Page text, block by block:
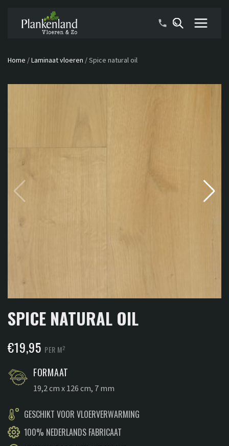
Home /Laminaat vloeren /Spice natural oil
SPICE NATURAL OIL
€19,95 PER M2
FORMAAT
19,2 cm x 126 cm, 7 mm
GESCHIKT VOOR VLOERVERWARMING
100% NEDERLANDS FABRICAAT